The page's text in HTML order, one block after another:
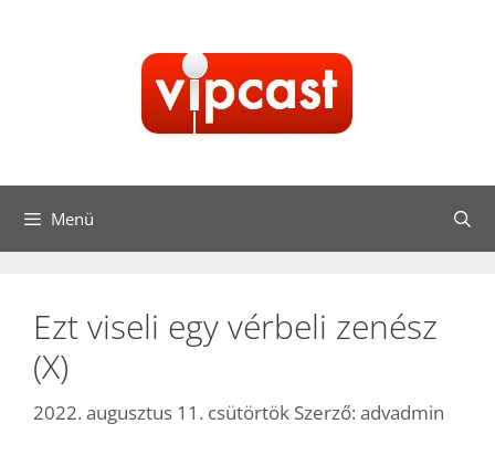
Menü
Ezt viseli egy vérbeli zenész
(X)
2022. augusztus 11. csütörtök Szerző: advadmin